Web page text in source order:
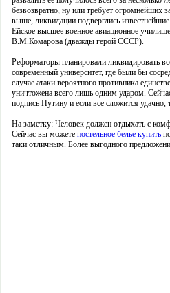
безвозвратно, ну или требует огромнейших
выше, ликвидации подверглись
Ейское высшее военное авиационное
В.М.Комарова (дважды герой СССР).
Реформаторы планировали ликвидировать
современный университет, где были бы
случае атаки вероятного противника
уничтожена всего лишь одним ударом.
подпись Путину и если все сложится
На заметку: Человек должен отдыхать с
Сейчас вы можете постельное белье купить
таки отличным. Более выгодного